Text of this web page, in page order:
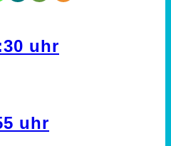
uhr
uhr